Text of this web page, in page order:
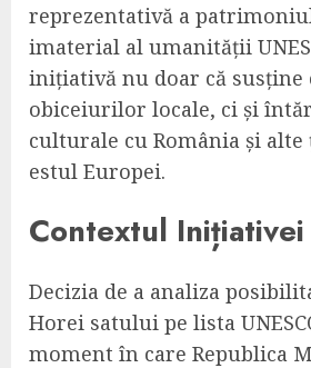
reprezentativă a
imaterial al umanității
inițiativă nu doar că susține
obiceiurilor locale, ci și
culturale cu România și
estul Europei.
Contextul Inițiativei
Decizia de a analiza
Horei satului pe lista
moment în care Republica